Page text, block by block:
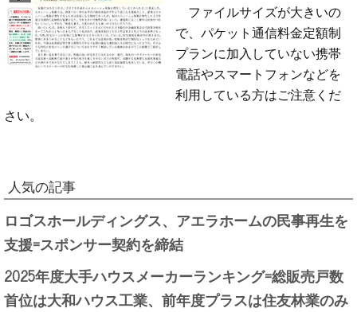
ファイルサイズが大きいの
で、パケット通信料金定額制
プランに加入していない携帯
電話やスマートフォンなどを
利用している方はご注意くだ
さい。
人気の記事
ロゴスホールディングス、アエラホームの民事再生を
支援=スポンサー契約を締結
2025年度大手ハウスメーカーランキング=総販売戸数
首位は大和ハウス工業、前年度プラスは住友林業のみ